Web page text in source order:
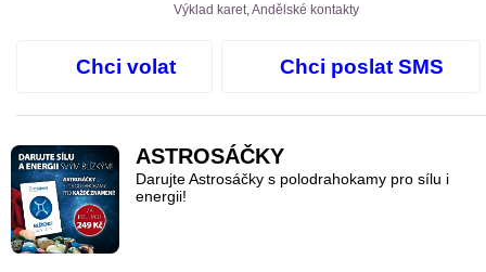
Výklad karet, Andělské kontakty
Chci volat Chci poslat SMS
ASTROSÁČKY
Darujte Astrosáčky s polodrahokamy pro sílu i
energii!